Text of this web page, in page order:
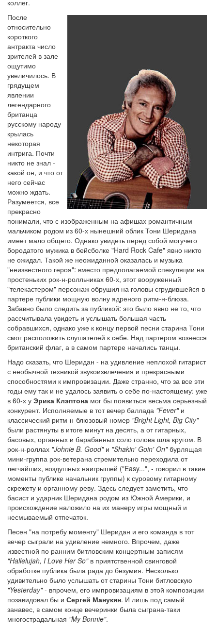
коллег.
После
относительно
короткого
антракта число
зрителей в зале
ощутимо
увеличилось. В
грядущем
явлении
легендарного
британца
русскому народу
крылась
некоторая
интрига. Почти
никто не знал -
какой он, и что от
него сейчас
можно ждать.
Разумеется, все
прекрасно
понимали, что с изображенным на афишах романтичным
мальчиком родом из 60-х нынешний облик Тони Шеридана
имеет мало общего. Однако увидеть перед собой могучего
бородатого мужика в бейсболке "Hard Rock Cafe" явно никто
не ожидал. Такой же неожиданной оказалась и музыка
"неизвестного героя": вместо предполагаемой спекуляции на
простеньких рок-н-ролльчиках 60-х, этот вооруженный
"телекастером" персонаж обрушил на головы сгрудившейся в
партере публики мощную волну ядреного ритм-н-блюза.
Забавно было следить за публикой: это было явно не то, что
рассчитывала увидеть и услышать большая часть
собравшихся, однако уже к концу первой песни старина Тони
смог расположить слушателей к себе. Над партером вознесся
британский флаг, а в самом партере начались танцы.
Надо сказать, что Шеридан - на удивление неплохой гитарист
с необычной техникой звукоизвлечения и прекрасными
способностями к импровизации. Даже странно, что за все эти
годы ему так и не удалось заявить о себе по-настоящему: уже
в 60-х у Эрика Клэптона мог бы появиться весьма серьезный
конкурент. Исполняемые в тот вечер баллада "Fever"и
классический ритм-н-блюзовый номер "Bright Light, Big City"
были растянуты в итоге минут на десять, а от гитарных,
басовых, органных и барабанных соло голова шла кругом. В
рок-н-роллах "Johnie B. Good"и "Shakin' Goin' On"бурлящая
мини-группа рок-ветерана стремительно переходила от
легчайших, воздушных наигрышей ("Easy...", - говорил в такие
моменты публике начальник группы) к суровому гитарному
скрежету и органному реву. Здесь следует заметить, что
басист и ударник Шеридана родом из Южной Америки, и
происхождение наложило на их манеру игры мощный и
несмываемый отпечаток.
Песен "на потребу моменту" Шеридан и его команда в тот
вечер сыграли на удивление немного. Впрочем, даже
известной по ранним битловским концертным записям
"Hallelujah, I Love Her So"в приятственной свинговой
обработке публика была рада до безумия. Несколько
удивительно было услышать от старины Тони битловскую
"Yesterday"- впрочем, его импровизациям в этой композиции
позавидовал бы и Сергей Манукян. И лишь под самый
занавес, в самом конце вечеринки была сыграна-таки
многострадальная "My Bonnie".